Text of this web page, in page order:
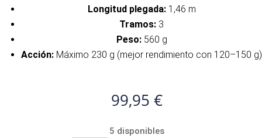
Longitud plegada:1,46 m
Tramos: 3
Peso:560 g
Acción: Máximo 230 g (mejor rendimiento con 120–150 g)
99,95 €
5 disponibles